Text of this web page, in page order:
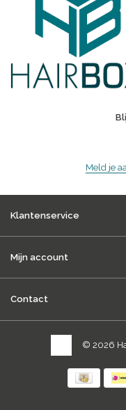
Meld je
Klantenservice
Mijn account
Contact
© 2026